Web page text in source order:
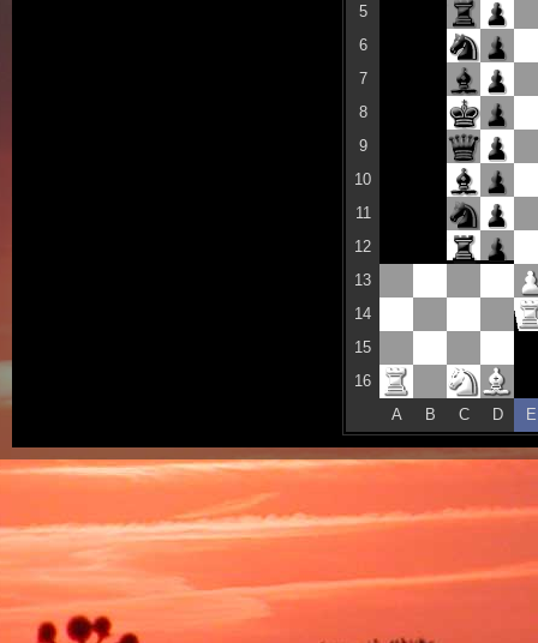
5
6
7
8
9
10
11
12
13
14
15
16
A
B C D E